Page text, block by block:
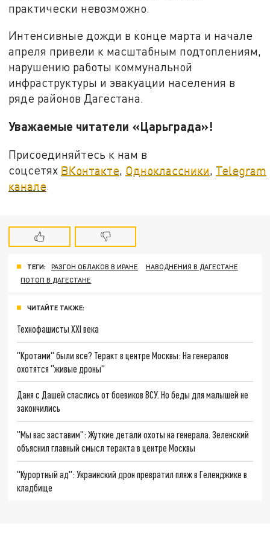
практически невозможно.
Интенсивные дожди в конце марта и начале
апреля привели к масштабным подтоплениям,
нарушению работы коммунальной
инфраструктуры и эвакуации населения в
ряде районов Дагестана.
Уважаемые читатели «Царьграда»!
Присоединяйтесь к нам в
соцсетях ВКонтакте Одноклассники Telegram
канале
ТЕГИ: РАЗГОН ОБЛАКОВ В ИРАНЕ
НАВОДНЕНИЯ В ДАГЕСТАНЕ
ПОТОП В ДАГЕСТАНЕ
ЧИТАЙТЕ ТАКЖЕ:
Технофашисты XXI века
"Кротами" были все? Теракт в центре Москвы: На генералов
охотятся "живые дроны"
Даня с Дашей спаслись от боевиков ВСУ. Но беды для малышей не
закончились
"Мы вас заставим": Жуткие детали охоты на генерала. Зеленский
объяснил главный смысл теракта в центре Москвы
"Курортный ад": Украинский дрон превратил пляж в Геленджике в
кладбище